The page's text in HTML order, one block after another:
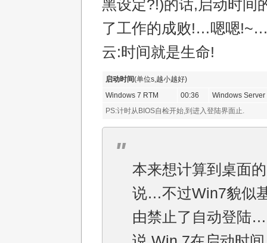
黑设定?!)的话,启动时间
了工作的成败!…嗯嗯
云:时间就是生命!
启动时间(单位s,越小越好)
Windows 7 RTM
00:36
Windows Server
PS:计时从BIOS自检开始,到进入登陆界面止.
本来想计算到桌面
说…不过Win7貌似
由禁止了自动登陆